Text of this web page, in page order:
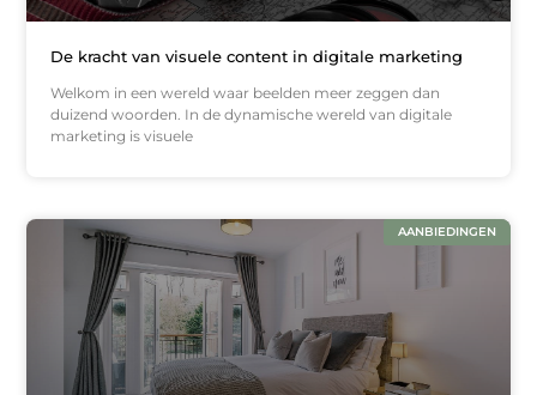
De kracht van visuele content in digitale marketing
Welkom in een wereld waar beelden meer zeggen dan
duizend woorden. In de dynamische wereld van digitale
marketing is visuele
AANBIEDINGEN